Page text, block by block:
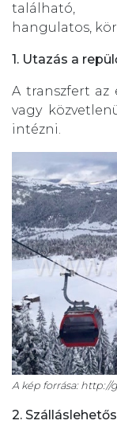
található,
hangulatos,
1. Utazás a
A transzfert
vagy
intézni.
A kép forrása:
2.